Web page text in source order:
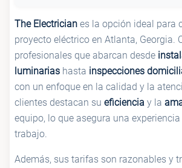
The Electrician es la opción ideal para
proyecto eléctrico en Atlanta, Georgia.
profesionales que abarcan desde
luminarias hasta inspecciones
con un enfoque en la calidad y la
clientes destacan su eficiencia y la
equipo, lo que asegura una
trabajo.
Además, sus tarifas son razonables y